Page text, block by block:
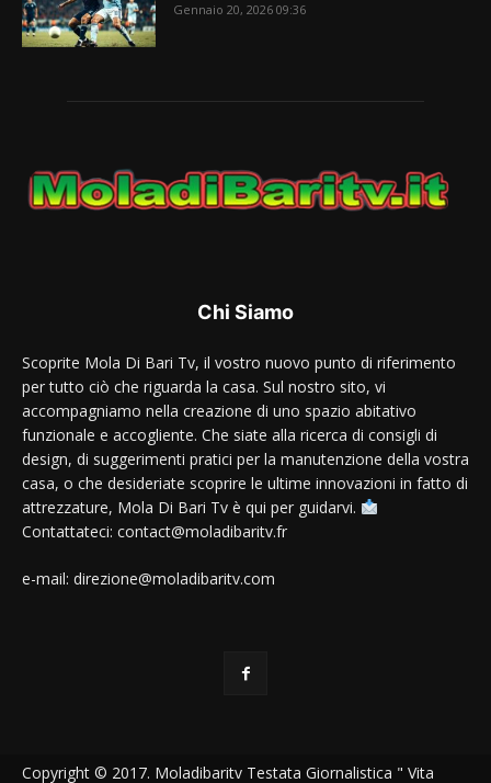
Gennaio 20, 2026 09:36
Chi Siamo
Scoprite Mola Di Bari Tv, il vostro nuovo punto di riferimento
per tutto ciò che riguarda la casa. Sul nostro sito, vi
accompagniamo nella creazione di uno spazio abitativo
funzionale e accogliente. Che siate alla ricerca di consigli di
design, di suggerimenti pratici per la manutenzione della vostra
casa, o che desideriate scoprire le ultime innovazioni in fatto di
attrezzature, Mola Di Bari Tv è qui per guidarvi.
Contattateci: contact@moladibaritv.fr
e-mail: direzione@moladibaritv.com
Copyright © 2017. Moladibaritv Testata Giornalistica " Vita